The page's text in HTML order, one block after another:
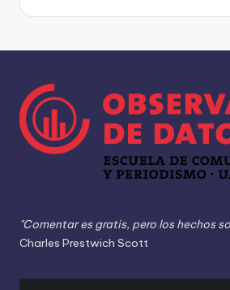
"Comentar es gratis, pero los hechos
Charles Prestwich Scott